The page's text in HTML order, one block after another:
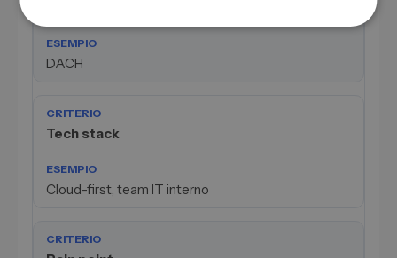
DACH
Tech stack
Cloud-first, team IT interno